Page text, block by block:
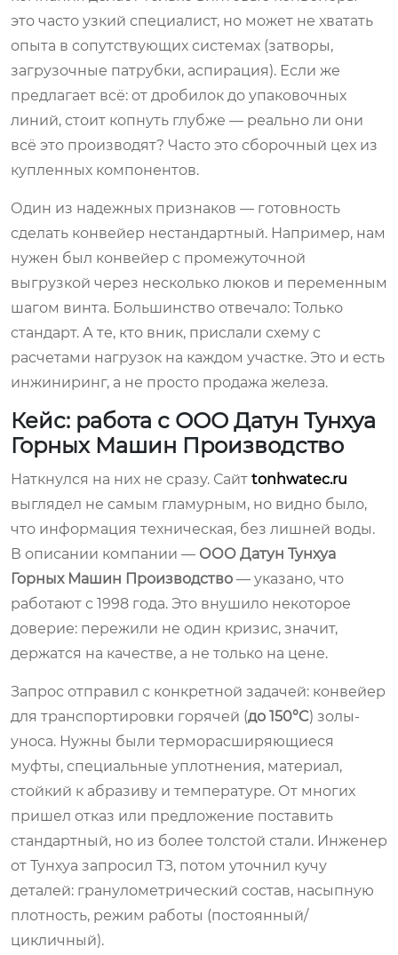
это часто узкий специалист, но может не хватать
опыта в сопутствующих системах (затворы,
загрузочные патрубки, аспирация). Если же
предлагает всё: от дробилок до упаковочных
линий, стоит копнуть глубже — реально ли они
всё это производят? Часто это сборочный цех из
купленных компонентов.
Один из надежных признаков — готовность
сделать конвейер нестандартный. Например, нам
нужен был конвейер с промежуточной
выгрузкой через несколько люков и переменным
шагом винта. Большинство отвечало: Только
стандарт. А те, кто вник, прислали схему с
расчетами нагрузок на каждом участке. Это и есть
инжиниринг, а не просто продажа железа.
Кейс: работа с ООО Датун Тунхуа
Горных Машин Производство
Наткнулся на них не сразу. Сайт tonhwatec.ru
выглядел не самым гламурным, но видно было,
что информация техническая, без лишней воды.
В описании компании — ООО Датун Тунхуа
Горных Машин Производство — указано, что
работают с 1998 года. Это внушило некоторое
доверие: пережили не один кризис, значит,
держатся на качестве, а не только на цене.
Запрос отправил с конкретной задачей: конвейер
для транспортировки горячей (до 150°C) золы-
уноса. Нужны были терморасширяющиеся
муфты, специальные уплотнения, материал,
стойкий к абразиву и температуре. От многих
пришел отказ или предложение поставить
стандартный, но из более толстой стали. Инженер
от Тунхуа запросил ТЗ, потом уточнил кучу
деталей: гранулометрический состав, насыпную
плотность, режим работы (постоянный/
цикличный).